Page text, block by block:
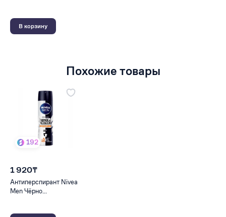
В корзину
Похожие товары
192
1 920₸
Антиперспирант Nivea
Men Чёрно...